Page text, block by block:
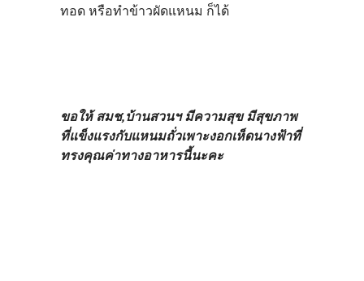
ทอด หรือทำข้าวผัดแหนม ก็ได้
ขอให้ สมช,บ้านสวนฯ มีความสุข มีสุขภาพ
ที่แข็งแรงกับแหนมถั่วเพาะงอกเห็ดนางฟ้าที่
ทรงคุณค่าทางอาหารนี้นะคะ